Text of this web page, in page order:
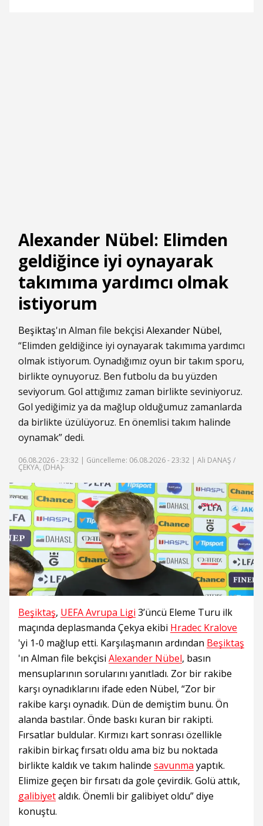
Alexander Nübel: Elimden
geldiğince iyi oynayarak
takımıma yardımcı olmak
istiyorum
Beşiktaş'ın Alman file bekçisi Alexander Nübel,
“Elimden geldiğince iyi oynayarak takımıma yardımcı
olmak istiyorum. Oynadığımız oyun bir takım sporu,
birlikte oynuyoruz. Ben futbolu da bu yüzden
seviyorum. Gol attığımız zaman birlikte seviniyoruz.
Gol yediğimiz ya da mağlup olduğumuz zamanlarda
da birlikte üzülüyoruz. En önemlisi takım halinde
oynamak” dedi.
06.08.2026 - 23:32 | Güncelleme: 06.08.2026 - 23:32 | Ali DANAŞ /
ÇEKYA, (DHA)-
Beşiktaş, UEFA Avrupa Ligi 3’üncü Eleme Turu ilk
maçında deplasmanda Çekya ekibi Hradec Kralove
'yi 1-0 mağlup etti. Karşılaşmanın ardından Beşiktaş
'ın Alman file bekçisi Alexander Nübel, basın
mensuplarının sorularını yanıtladı. Zor bir rakibe
karşı oynadıklarını ifade eden Nübel, “Zor bir
rakibe karşı oynadık. Dün de demiştim bunu. Ön
alanda bastılar. Önde baskı kuran bir rakipti.
Fırsatlar buldular. Kırmızı kart sonrası özellikle
rakibin birkaç fırsatı oldu ama biz bu noktada
birlikte kaldık ve takım halinde savunma yaptık.
Elimize geçen bir fırsatı da gole çevirdik. Golü attık,
galibiyetaldık. Önemli bir galibiyet oldu” diye
konuştu.